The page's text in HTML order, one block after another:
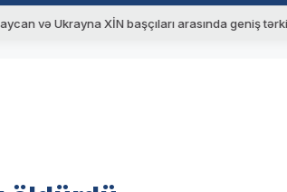
Ukrayna XİN başçıları arasında geniş tərkibdə